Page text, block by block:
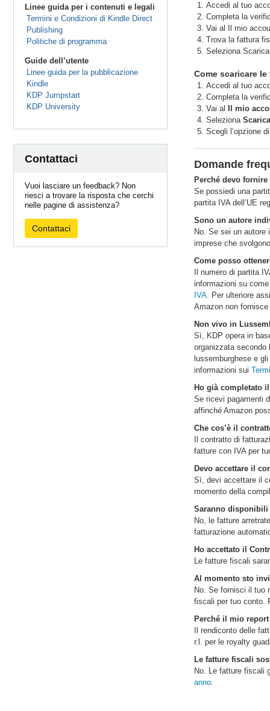
Linee guida per i contenuti e legali
Termini e Condizioni di Kindle Direct
Publishing
Politiche di programma
Guide dell’utente
Linee guida per la pubblicazione
Kindle
KDP Jumpstart
KDP University
Contattaci
Vuoi lasciare un feedback? Non
riesci a trovare la risposta che cerchi
nelle pagine di assistenza?
Contattaci
Accedi al tuo
Completa la
Vai al Il mio
Trova la fattura
Seleziona
Come scaricare
Accedi al tuo
Completa la
Vai al
Il mio
Seleziona Scarica
Scegli l’opzione
Domande
Perché devo
Se possiedi una
partita IVA dell’UE
Sono un autore
No. Se sei un autore
imprese che
Come posso
Il numero di partita
informazioni su
IVA. Per ulteriore
Amazon non
Non vivo in
Sì, KDP opera in
organizzata secondo
lussemburghese e
informazioni sui
Ho già completato
Se ricevi pagamenti
affinché Amazon
Che cos’è il
Il contratto di
fatture con IVA per
Devo accettare il
Sì, devi accettare il
momento della
Saranno disponibili
No, le fatture
fatturazione
Ho accettato il
Le fatture fiscali
Al momento sto
No. Se fornisci il tuo
fiscali per tuo conto.
Perché il mio
Il rendiconto delle
r.l. per le royalty
Le fatture fiscali
No. Le fatture fiscali
anno.